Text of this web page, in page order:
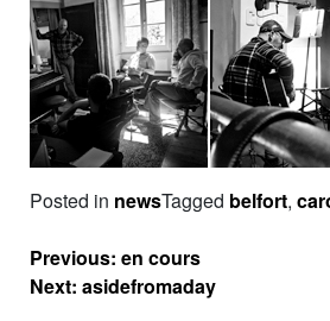
Posted in newsTagged belfort,
Navigation
de
l’article
Previous: en cours
Next: asidefromaday